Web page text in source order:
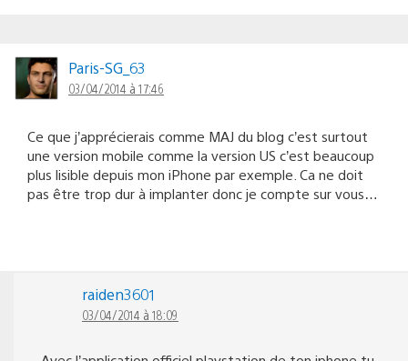
Paris-SG_63
03/04/2014 à 17:46
Ce que j’apprécierais comme MAJ du blog c’est surtout
une version mobile comme la version US c’est beaucoup
plus lisible depuis mon iPhone par exemple. Ca ne doit
pas être trop dur à implanter donc je compte sur vous…
raiden3601
03/04/2014 à 18:09